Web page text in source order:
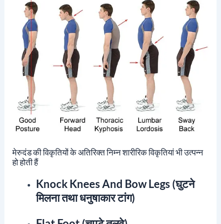
मेरुदंड की विकृतियों के अतिरिक्त निम्न शारीरिक विकृतियां भी उत्पन्न
हो होती हैं
Knock Knees And Bow Legs (घुटने
मिलना तथा धनुषाकार टांग)